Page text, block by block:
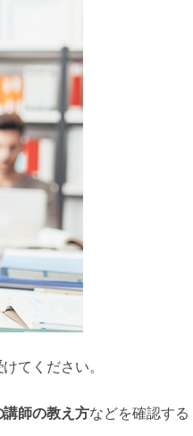
てください。
師の教え方などを確認する